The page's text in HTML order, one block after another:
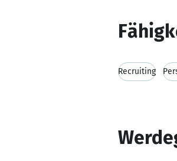
Recruiting